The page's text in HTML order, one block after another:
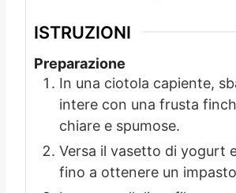
ISTRUZIONI
Preparazione
In una ciotola capiente,
intere con una frusta
chiare e spumose.
Versa il vasetto di yogurt
fino a ottenere un